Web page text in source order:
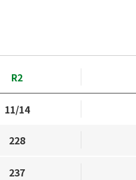
R2
11/14
228
237